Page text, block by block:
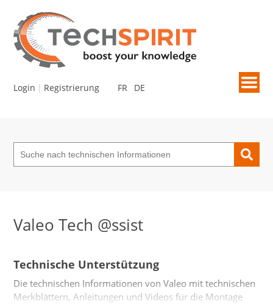
Login Registrierung FR DE
Suche
Produktneuigkeiten
Schulungen / Anlässe
anstehende Schulungen
anstehende Anlässe
Valeo Tech @ssist
Technische Unterstützung
Die technischen Informationen von Valeo mit technischen
Merkblättern, Anleitungen und Videos für die Montage